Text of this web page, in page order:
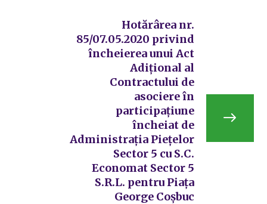
Hotărârea nr.
85/07.05.2020 privind
încheierea unui Act
Adițional al
Contractului de
asociere în
participațiune
încheiat de
Administrația Piețelor
Sector 5 cu S.C.
Economat Sector 5
S.R.L. pentru Piața
George Coșbuc